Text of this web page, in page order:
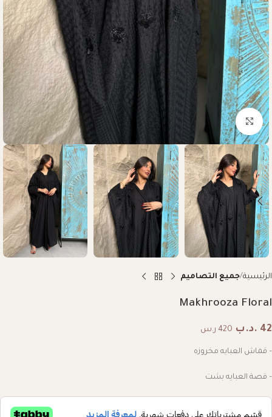
Click to enlarge
الرئيسية جميع التصاميم
Makhrooza Floral
42 .د.ب 420 ر.س
– قماش العبايه مخروزه
– قصة العبايه بشت